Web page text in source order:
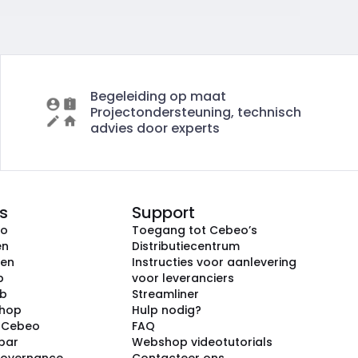
Begeleiding op maat
Projectondersteuning, technisch
advies door experts
Support
Toegang tot Cebeo’s
Distributiecentrum
Instructies voor aanlevering
voor leveranciers
Streamliner
Hulp nodig?
FAQ
Webshop videotutorials